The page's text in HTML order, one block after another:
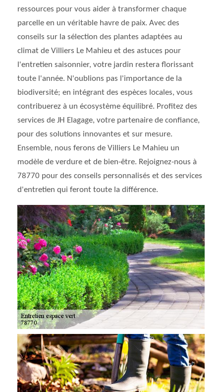
ressources pour vous aider à transformer chaque
parcelle en un véritable havre de paix. Avec des
conseils sur la sélection des plantes adaptées au
climat de Villiers Le Mahieu et des astuces pour
l'entretien saisonnier, votre jardin restera florissant
toute l'année. N'oublions pas l'importance de la
biodiversité; en intégrant des espèces locales, vous
contribuerez à un écosystème équilibré. Profitez des
services de JH Elagage, votre partenaire de confiance,
pour des solutions innovantes et sur mesure.
Ensemble, nous ferons de Villiers Le Mahieu un
modèle de verdure et de bien-être. Rejoignez-nous à
78770 pour des conseils personnalisés et des services
d'entretien qui feront toute la différence.